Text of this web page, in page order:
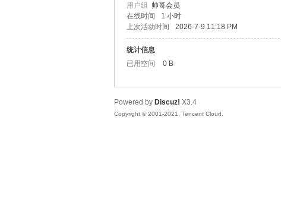
网
用户组 帅哥会员
在线时间
1 小时
上次活动时间
2026-7-9 11:18 PM
统计信息
已用空间
0 B
Powered by Discuz! X3.4
Copyright © 2001-2021, Tencent Cloud.